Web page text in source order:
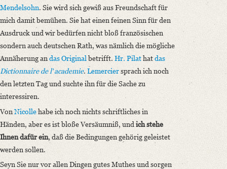
Mendelsohn. Sie wird sich gewiß aus Freundschaft für
mich damit bemühen. Sie hat einen feinen Sinn für den
Ausdruck und wir bedürfen nicht bloß französischen
sondern auch deutschen Rath, was nämlich die mögliche
Annäherung andas Originalbetrifft. Hr. Pilathatdas
Dictionnaire de lʼacademie. Lemerciersprach ich noch
den letzten Tag und suchte ihn für die Sache zu
interessiren.
VonNicollehabe ich noch nichts schriftliches in
Händen, aber es ist bloße Versäumniß, und ich stehe
Ihnen dafür ein, daß die Bedingungen gehörig geleistet
werden sollen.
Seyn Sie nur vor allen Dingen gutes Muthes und sorgen